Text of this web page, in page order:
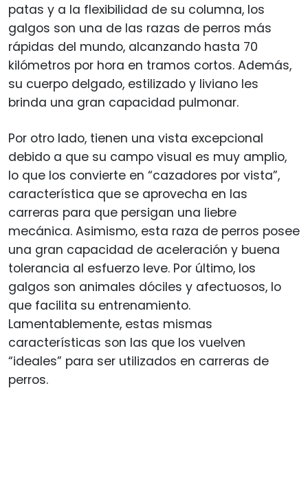
patas y a la flexibilidad de su columna, los
galgos son una de las razas de perros más
rápidas del mundo, alcanzando hasta 70
kilómetros por hora en tramos cortos. Además,
su cuerpo delgado, estilizado y liviano les
brinda una gran capacidad pulmonar.
Por otro lado, tienen una vista excepcional
debido a que su campo visual es muy amplio,
lo que los convierte en “cazadores por vista”,
característica que se aprovecha en las
carreras para que persigan una liebre
mecánica. Asimismo, esta raza de perros posee
una gran capacidad de aceleración y buena
tolerancia al esfuerzo leve. Por último, los
galgos son animales dóciles y afectuosos, lo
que facilita su entrenamiento.
Lamentablemente, estas mismas
características son las que los vuelven
“ideales” para ser utilizados en carreras de
perros.